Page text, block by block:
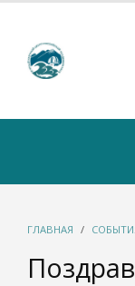
ГЛАВНАЯ